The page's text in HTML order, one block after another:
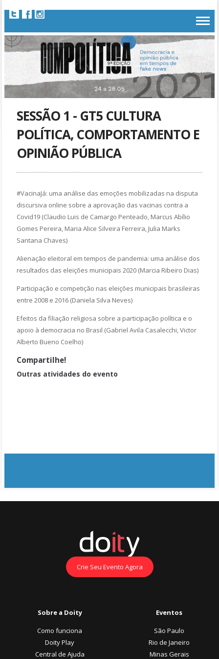
SESSÃO 1 - GT5 CULTURA
POLÍTICA, COMPORTAMENTO E
OPINIÃO PÚBLICA
#VacinaJá: uma análise das emoções mobilizadas na disputa
discursiva online sobre a aprovação das vacinas contra a
Covid19 (Claudio Luis de Camargo Penteado, Marcus Abílio
Gomes Pereira, Maria Alice Silveira Ferreira, Julia Marks
Santana Chaves)
Alienação eleitoral em tempos de pandemia: uma análise dos
resultados das eleições municipais 2020 (Marcia Ribeiro Dias)
Participação e competição nas eleições municipais brasileiras
entre 2008 e 2016 (Daniela Silva Neves)
Efeitos da filiação religiosa sobre a participação política e o
apoio à democracia no Brasil (Gabriel Avila Casalecchi, Victor
Alberto Bueno Coelho)
Compartilhe!
Outras atividades do evento
Crie Seu Evento Agora
Sobre a Doity
Como funciona
Doity Play
Central de Ajuda
Eventos
São Paulo
Rio de Janeiro
Minas Gerais